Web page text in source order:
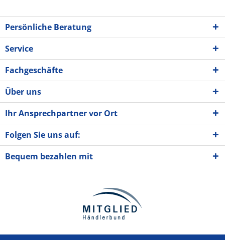
Persönliche Beratung
Service
Fachgeschäfte
Über uns
Ihr Ansprechpartner vor Ort
Folgen Sie uns auf:
Bequem bezahlen mit